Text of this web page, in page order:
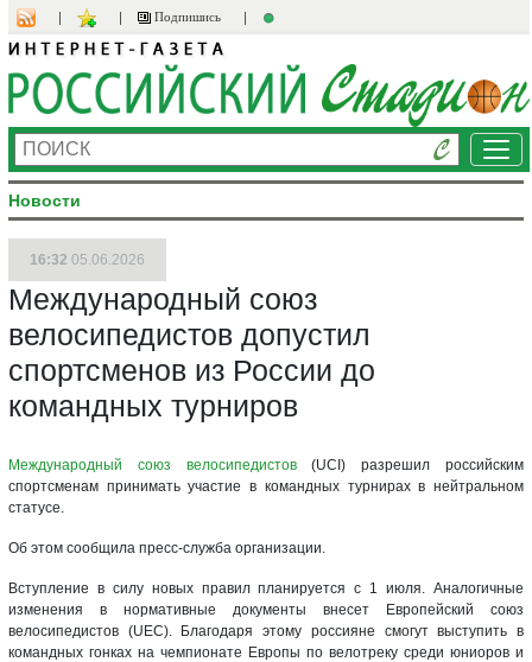
Подпишись
Новости
16:32 05.06.2026
Международный союз
велосипедистов допустил
спортсменов из России до
командных турниров
Международный союз велосипедистов(UCI) разрешил российским
спортсменам принимать участие в командных турнирах в нейтральном
статусе.
Об этом сообщила пресс-служба организации.
Вступление в силу новых правил планируется с 1 июля. Аналогичные
изменения в нормативные документы внесет Европейский союз
велосипедистов (UEC). Благодаря этому россияне смогут выступить в
командных гонках на чемпионате Европы по велотреку среди юниоров и